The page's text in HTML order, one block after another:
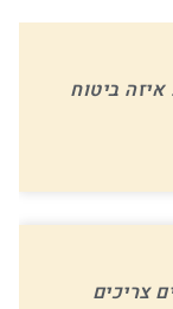
ביטוח
צריכים